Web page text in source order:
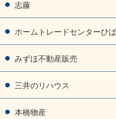
志藤
ホームトレードセンターひ
みずほ不動産販売
三井のリハウス
本橋物産